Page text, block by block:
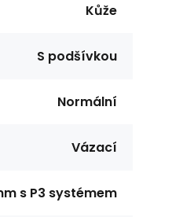
Kůže
S podšívkou
Normální
Vázací
s P3 systémem